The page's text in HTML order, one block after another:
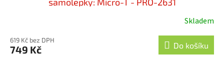
Skladem
619 Kč bez DPH
749 Kč Do košíku